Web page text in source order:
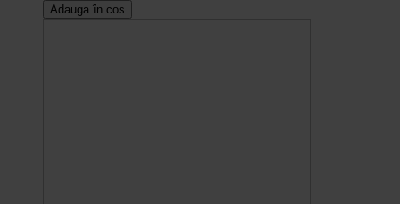
Adauga în cos